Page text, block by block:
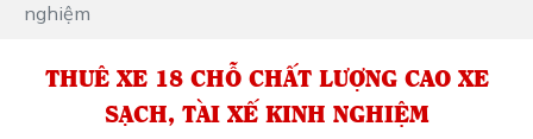
nghiệm
THUÊ XE 18 CHỖ CHẤT LƯỢNG CAO XE
SẠCH, TÀI XẾ KINH NGHIỆM